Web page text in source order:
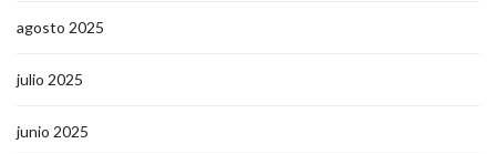
agosto 2025
julio 2025
junio 2025